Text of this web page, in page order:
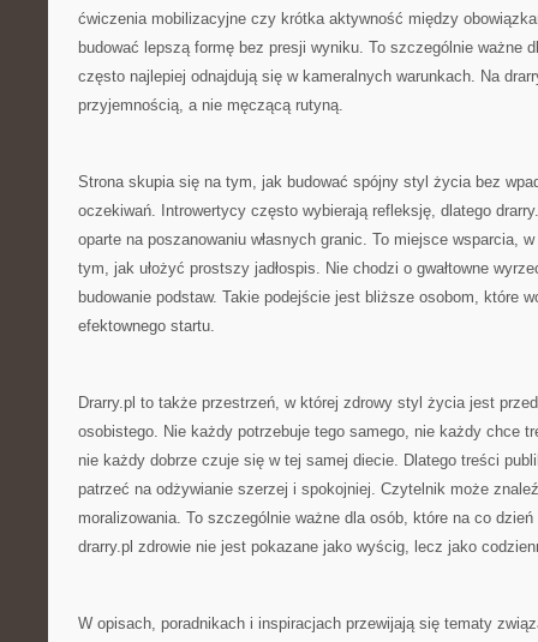
ćwiczenia mobilizacyjne czy krótka aktywność między
budować lepszą formę bez presji wyniku. To szczególnie ważne
często najlepiej odnajdują się w kameralnych warunkach. Na
przyjemnością, a nie męczącą rutyną.
Strona skupia się na tym, jak budować spójny styl życia bez
oczekiwań. Introwertycy często wybierają refleksję, dlatego
oparte na poszanowaniu własnych granic. To miejsce wsparcia,
tym, jak ułożyć prostszy jadłospis. Nie chodzi o gwałtowne
budowanie podstaw. Takie podejście jest bliższe osobom, które
efektownego startu.
Drarry.pl to także przestrzeń, w której zdrowy styl życia jest
osobistego. Nie każdy potrzebuje tego samego, nie każdy chce
nie każdy dobrze czuje się w tej samej diecie. Dlatego treści
patrzeć na odżywianie szerzej i spokojniej. Czytelnik może
moralizowania. To szczególnie ważne dla osób, które na co dzień
drarry.pl zdrowie nie jest pokazane jako wyścig, lecz jako
W opisach, poradnikach i inspiracjach przewijają się tematy